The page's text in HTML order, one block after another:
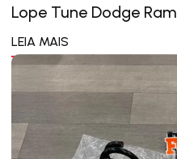
Lope Tune Dodge Ram
LEIA MAIS